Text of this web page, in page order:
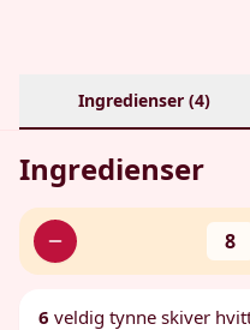
Ingredienser (4)
Ingredienser
8
6 veldig tynne skiver